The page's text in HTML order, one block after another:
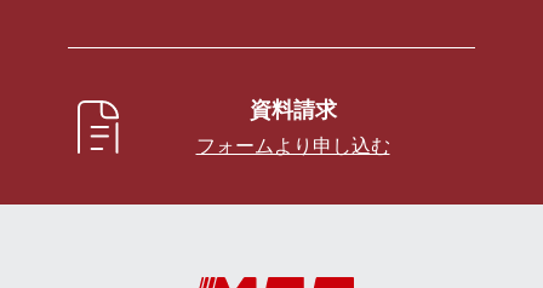
資料請求
フォームより申し込む